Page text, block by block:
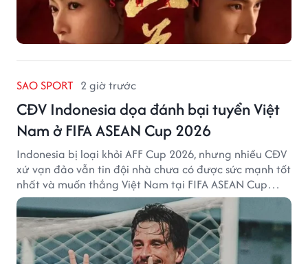
SAO SPORT 2 giờ trước
CĐV Indonesia dọa đánh bại tuyển Việt
Nam ở FIFA ASEAN Cup 2026
Indonesia bị loại khỏi AFF Cup 2026, nhưng nhiều CĐV
xứ vạn đảo vẫn tin đội nhà chưa có được sức mạnh tốt
nhất và muốn thắng Việt Nam tại FIFA ASEAN Cup
2026.